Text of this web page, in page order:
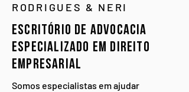
RODRIGUES & NERI
Escritório de Advocacia
especializado em direito
empresarial
Somos especialistas em ajudar